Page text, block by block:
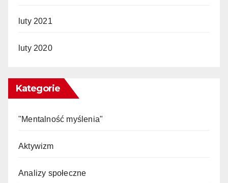
luty 2021
luty 2020
Kategorie
"Mentalność myślenia"
Aktywizm
Analizy społeczne